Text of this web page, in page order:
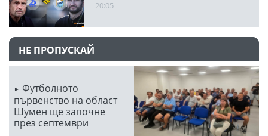
20:05
НЕ ПРОПУСКАЙ
Футболното
първенство на област
Шумен ще започне
през септември